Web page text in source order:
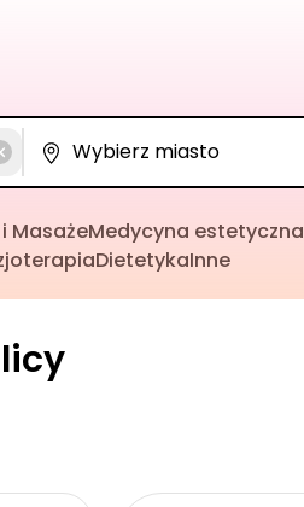
i MasażeMedycyna estetyczna
DietetykaInne